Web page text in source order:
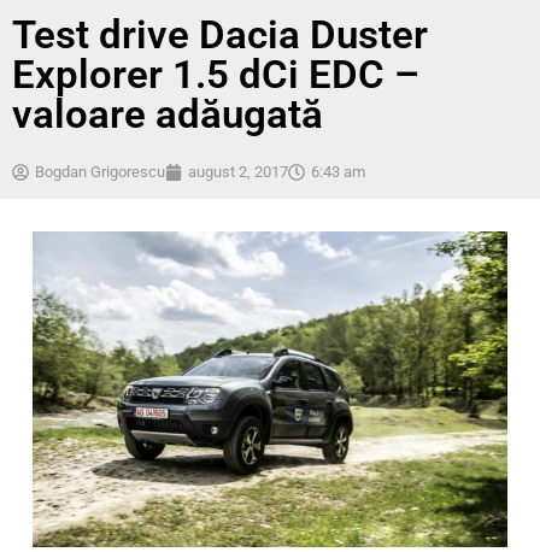
Test drive Dacia Duster
Explorer 1.5 dCi EDC –
valoare adăugată
Bogdan Grigorescu august 2, 2017 6:43 am